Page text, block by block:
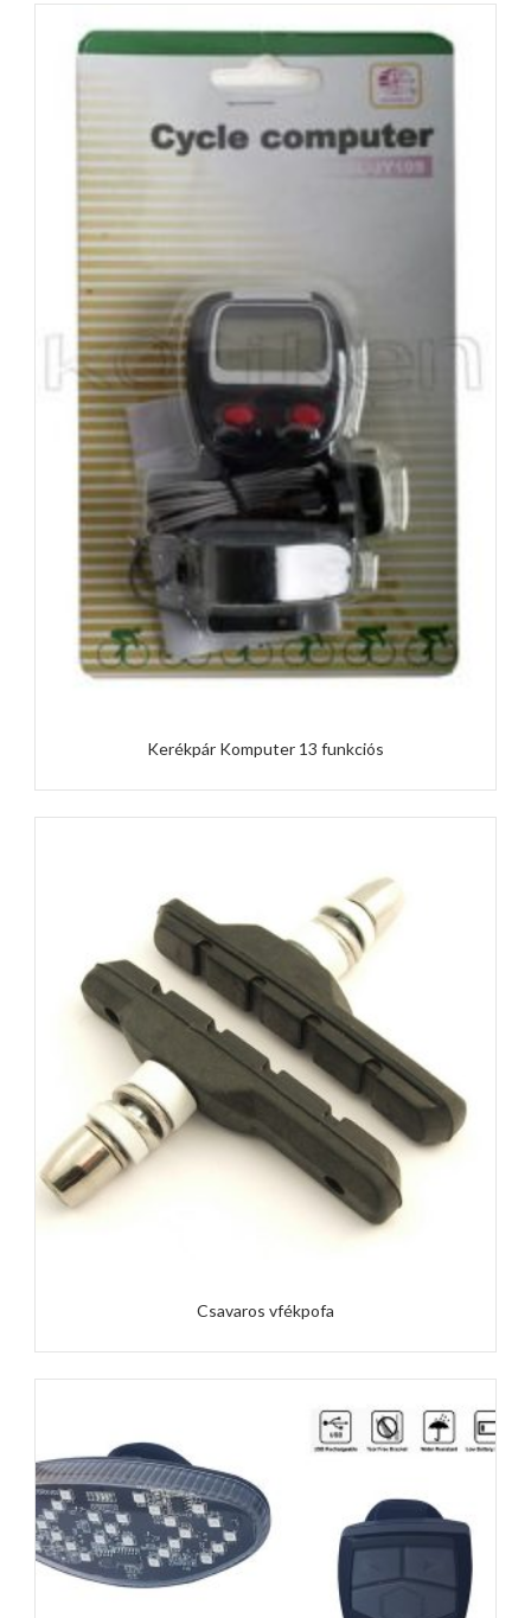
Kerékpár Komputer 13 funkciós
Csavaros vfékpofa